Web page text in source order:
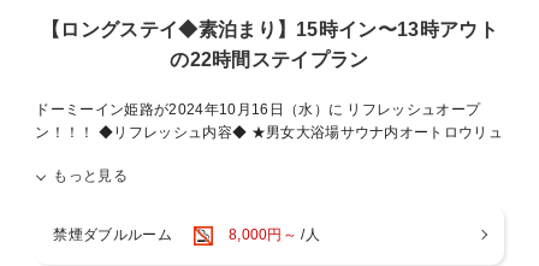
【ロングステイ◆素泊まり】15時イン〜13時アウト
の22時間ステイプラン
ドーミーイン姫路が2024年10月16日（水）に リフレッシュオープ
ン！！！ ◆リフレッシュ内容◆ ★男女大浴場サウナ内オートロウリュ
ェックイン機導入 ★客室カードキー化 ★客室エアコン新調 ★2階レス
他にも、多数改装箇所がございます！ ----------------------------------------
------------ ≪プラン特典≫ 通常11時チェックアウト→13時までご滞在
もっと見る
禁煙ダブルルーム 8,000円～ /人